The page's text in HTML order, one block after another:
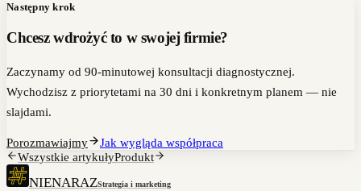
Następny krok
Chcesz wdrożyć to w swojej firmie?
Zaczynamy od 90-minutowej konsultacji diagnostycznej.
Wychodzisz z priorytetami na 30 dni i konkretnym planem — nie
slajdami.
Porozmawiajmy
Jak wygląda współpraca
Wszystkie artykułyProdukt
NIENARAZStrategia i marketing